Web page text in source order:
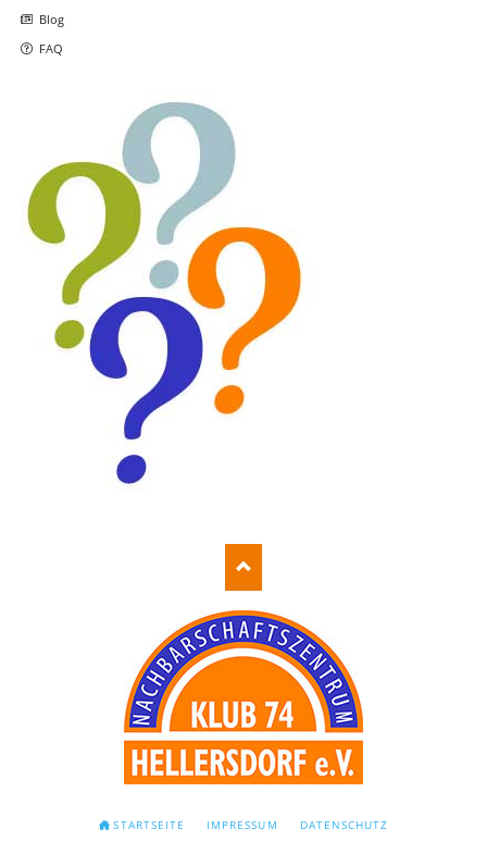
Blog
FAQ
NAVIGATION
STARTSEITE IMPRESSUM DATENSCHUTZ